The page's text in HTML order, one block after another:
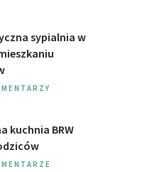
sypialnia w
kuchnia BRW